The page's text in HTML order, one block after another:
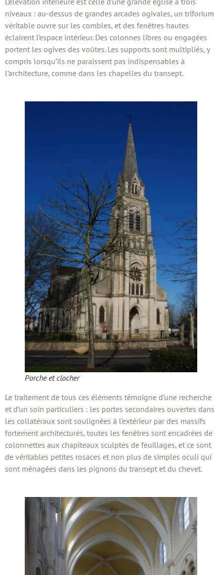
niveaux : au-dessus de grandes arcades ogivales, un triforium
véritable ouvre sur les combles, et des fenêtres hautes
éclairent l’espace intérieur. Des colonnes libres ou engagées
portent les ogives des voûtes. Les supports sont multipliés, y
compris lorsqu’ils ne paraissent pas indispensables à
l’architecture, comme dans les chapelles du transept.
Porche et clocher
Le traitement de tous ces éléments témoigne d’une recherche
et d’un soin particuliers : les portes secondaires ouvertes dans
les collatéraux sont soulignées à l’extérieur par des massifs
fortement architecturés, toutes les fenêtres sont encadrées de
colonnettes aux chapiteaux sculptés de feuillages, et ce sont
de véritables petites rosaces et non plus de simples oculi qui
sont ménagées dans les pignons du transept et du chevet.